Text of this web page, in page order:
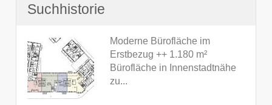
Suchhistorie
Moderne Bürofläche im
Erstbezug ++ 1.180 m²
Bürofläche in Innenstadtnähe
zu...